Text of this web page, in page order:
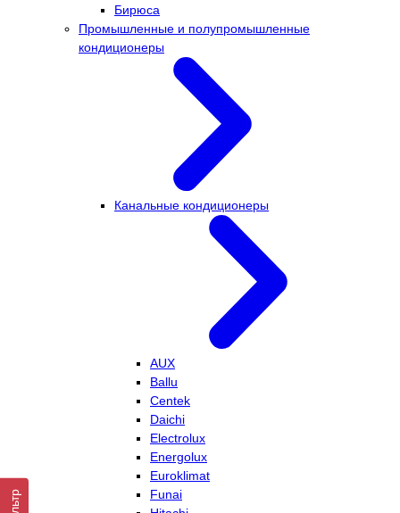
Бирюса
Промышленные и полупромышленные
кондиционеры
Канальные кондиционеры
AUX
Ballu
Centek
Daichi
Electrolux
Energolux
Euroklimat
Funai